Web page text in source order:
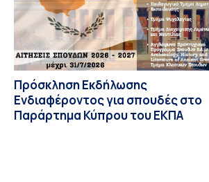
Πρόσκληση Εκδήλωσης
Ενδιαφέροντος για σπουδές στο
Παράρτημα Κύπρου του ΕΚΠΑ